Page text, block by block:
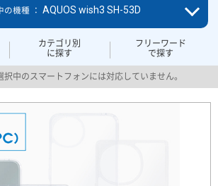
カテゴリ別
に探す
フリーワード
で探す
の機種 ： AQUOS wish3 SH-53D
択中のスマートフォンには対応していません。